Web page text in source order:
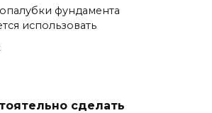
фундамента
использовать
сделать